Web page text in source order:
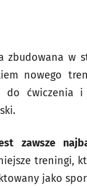
zbudowana w
nowego
do ćwiczenia i
zawsze
treningi,
jako